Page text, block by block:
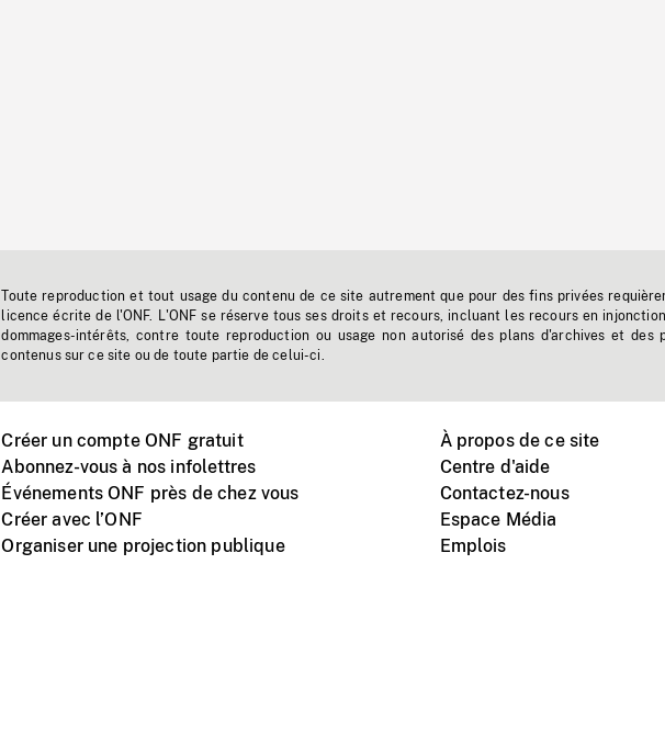
Toute reproduction et tout usage du contenu de ce site autrement que pour des fins privées
licence écrite de l'ONF. L'ONF se réserve tous ses droits et recours, incluant les recours en
dommages-intérêts, contre toute reproduction ou usage non autorisé des plans d'archives et des
contenus sur ce site ou de toute partie de celui-ci.
Créer un compte ONF gratuit
Abonnez-vous à nos infolettres
Événements ONF près de chez vous
Créer avec l’ONF
Organiser une projection publique
À propos de ce site
Centre d'aide
Contactez-nous
Espace Média
Emplois